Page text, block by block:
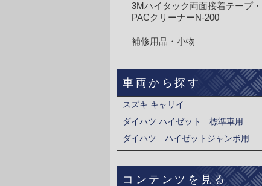
3Mハイタック両面接着テープ・
PACクリーナーN-200
補修用品・小物
車両から探す
スズキ キャリイ
ダイハツ ハイゼット 標準車用
ダイハツ ハイゼットジャンボ用
コンテンツを見る